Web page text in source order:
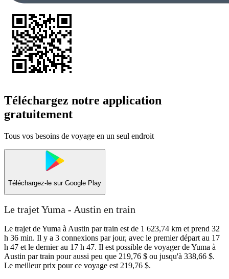
Téléchargez notre application
gratuitement
Tous vos besoins de voyage en un seul endroit
Téléchargez-le sur Google Play
Le trajet Yuma - Austin en train
Le trajet de Yuma à Austin par train est de 1 623,74 km et prend 32
h 36 min. Il y a 3 connexions par jour, avec le premier départ au 17
h 47 et le dernier au 17 h 47. Il est possible de voyager de Yuma à
Austin par train pour aussi peu que 219,76 $ ou jusqu'à 338,66 $.
Le meilleur prix pour ce voyage est 219,76 $.